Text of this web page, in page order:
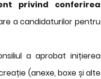
privind conferirea
a candidaturilor pentru
a aprobat inițierea
(anexe, boxe și alte